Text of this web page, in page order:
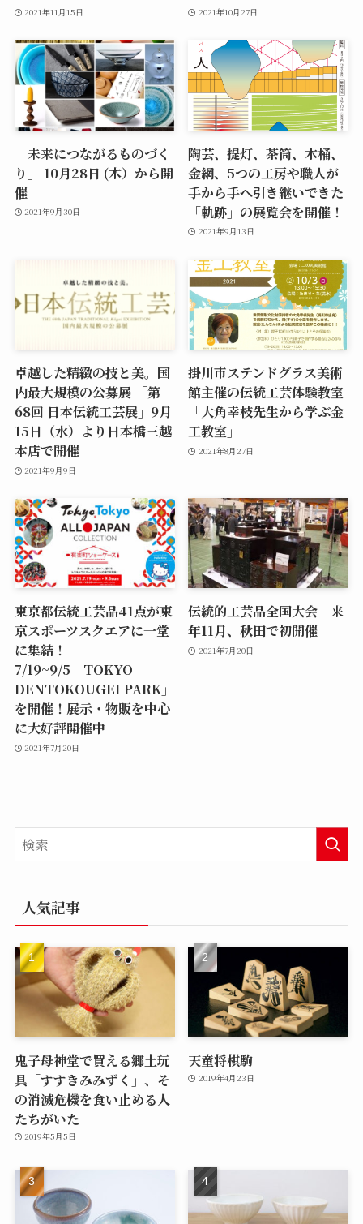
2021年11月15日 2021年10月27日
「未来につながるものづく
り」 10月28日 (木）から開
催
2021年9月30日
陶芸、提灯、茶筒、木桶、
金網、5つの工房や職人が
手から手へ引き継いできた
「軌跡」の展覧会を開催！
2021年9月13日
卓越した精緻の技と美。国
内最大規模の公募展 「第
68回 日本伝統工芸展」9月
15日（水）より日本橋三越
本店で開催
2021年9月9日
掛川市ステンドグラス美術
館主催の伝統工芸体験教室
「大角幸枝先生から学ぶ金
工教室」
2021年8月27日
東京都伝統工芸品41点が東
京スポーツスクエアに一堂
に集結！
7/19~9/5「TOKYO
DENTOKOUGEI PARK」
を開催！展示・物販を中心
に大好評開催中
2021年7月20日
伝統的工芸品全国大会 来
年11月、秋田で初開催
2021年7月20日
人気記事
鬼子母神堂で買える郷土玩
具「すすきみみずく」、そ
の消滅危機を食い止める人
たちがいた
2019年5月5日
天童将棋駒
2019年4月23日